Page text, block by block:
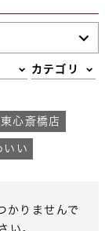
カテゴリ
東心斎橋店
いい
かりませんで
い。